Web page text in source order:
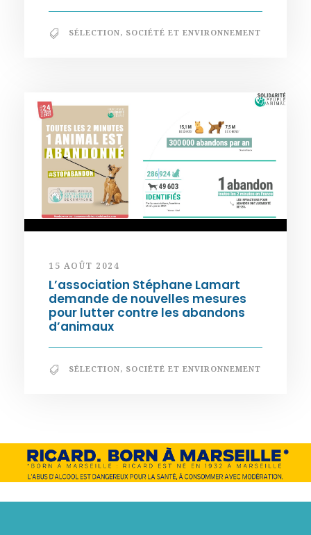
SÉLECTION, SOCIÉTÉ ET ENVIRONNEMENT
15 AOÛT 2024
L’association Stéphane Lamart
demande de nouvelles mesures
pour lutter contre les abandons
d’animaux
SÉLECTION, SOCIÉTÉ ET ENVIRONNEMENT